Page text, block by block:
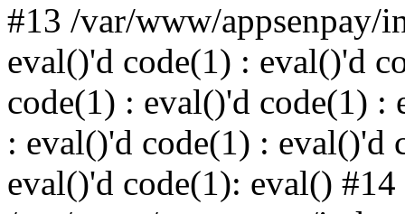
#13 /var/www/appsenpay/
eval()'d code(1) : eval()'d
code(1) : eval()'d code(1) :
: eval()'d code(1) : eval()'d
eval()'d code(1): eval() #14